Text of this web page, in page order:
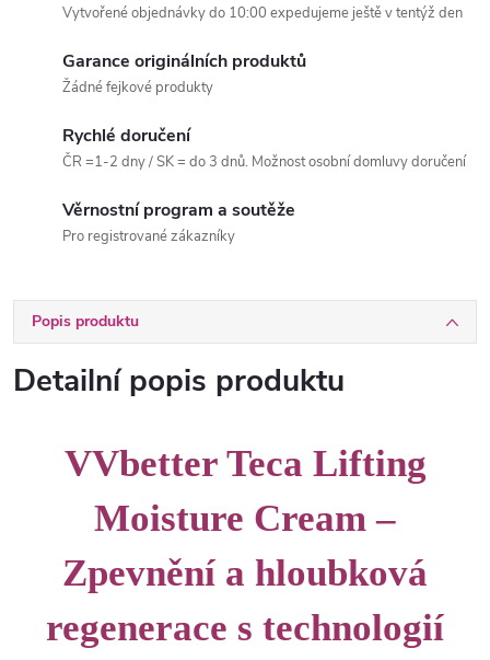
Vytvořené objednávky do 10:00 expedujeme ještě v tentýž den
Garance originálních produktů
Žádné fejkové produkty
Rychlé doručení
ČR =1-2 dny / SK = do 3 dnů. Možnost osobní domluvy doručení
Věrnostní program a soutěže
Pro registrované zákazníky
Popis produktu
Detailní popis produktu
VVbetter Teca Lifting
Moisture Cream –
Zpevnění a hloubková
regenerace s technologií